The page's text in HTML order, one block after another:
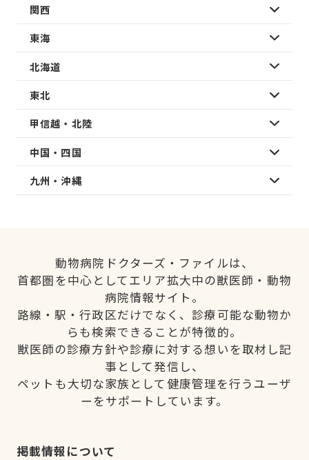
関西
東海
北海道
東北
甲信越・北陸
中国・四国
九州・沖縄
動物病院ドクターズ・ファイルは、
首都圏を中心としてエリア拡大中の獣医師・動物
病院情報サイト。
路線・駅・行政区だけでなく、診療可能な動物か
らも検索できることが特徴的。
獣医師の診療方針や診療に対する想いを取材し記
事として発信し、
ペットも大切な家族として健康管理を行うユーザ
ーをサポートしています。
掲載情報について